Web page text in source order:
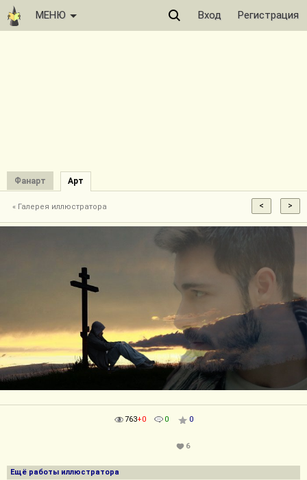
МЕНЮ Вход Регистрация
Фанарт Арт
« Галерея иллюстратора
763+0 0 0
6
Ещё работы иллюстратора